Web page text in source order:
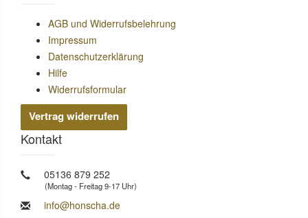
AGB und Widerrufsbelehrung
Impressum
Datenschutzerklärung
Hilfe
Widerrufsformular
Vertrag widerrufen
Kontakt
05136 879 252
(Montag - Freitag 9-17 Uhr)
info@honscha.de